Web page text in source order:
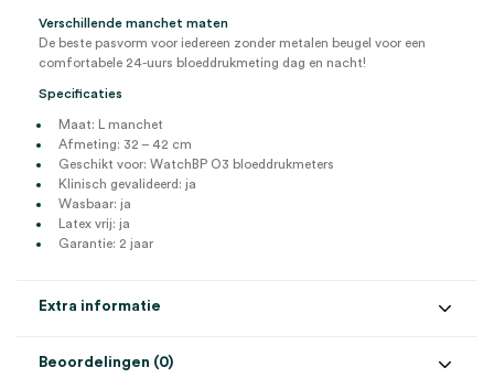
Verschillende manchet maten
De beste pasvorm voor iedereen zonder metalen beugel voor een
comfortabele 24-uurs bloeddrukmeting dag en nacht!
Specificaties
Maat: L manchet
Afmeting: 32 – 42 cm
Geschikt voor: WatchBP O3 bloeddrukmeters
Klinisch gevalideerd: ja
Wasbaar: ja
Latex vrij: ja
Garantie: 2 jaar
Extra informatie
Beoordelingen (0)